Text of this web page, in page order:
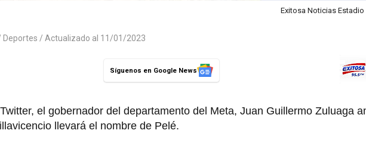
Exitosa Noticias Estadio
Deportes / Actualizado al 11/01/2023
Síguenos en Google News
el gobernador del departamento del Meta, Juan Guillermo Zuluaga
llevará el nombre de Pelé.